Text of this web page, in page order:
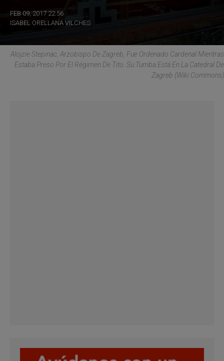
FEB 09, 2017 22:56
ISABEL ORELLANA VILCHES
Alojzie Stepinac, Arzobispo De Zagreb, Fue Ordenado Cardenal Mientras
Estaba Preso Por El Régimen De Tito. Su Tumba Está En La Catedral De
Zagreb (Wiki Commons)